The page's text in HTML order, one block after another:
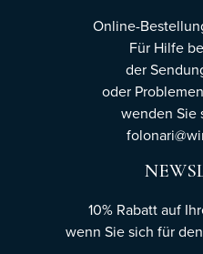
Online-
Für Hilfe
der
oder
wenden Sie
10% Rabatt auf
wenn Sie sich für